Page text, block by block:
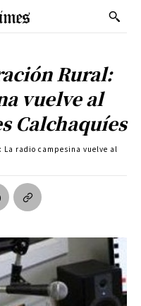
Rural:
vuelve al
Calchaquíes
radio campesina vuelve al